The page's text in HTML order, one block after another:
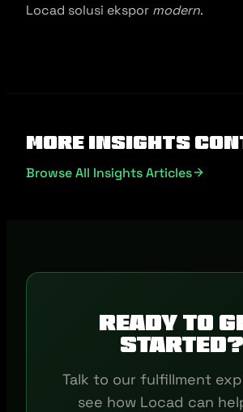
Locad solusi ekspor modern.
More Insights
Browse All Insights Articles
Ready to
started?
Talk to our fulfillment
see how Locad can